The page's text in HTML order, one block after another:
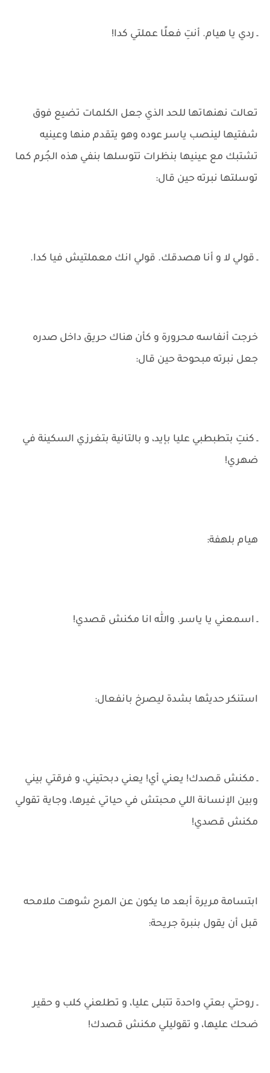
ـ ردي يا هيام. أنتِ فعلًا عملتي كدا!
تعالت نهنهاتها للحد الذي جعل الكلمات تضيع فوق
شفتيها لينصب ياسر عوده وهو يتقدم منها وعينيه
تشتبك مع عينيها بنظرات تتوسلها بنفي هذه الجُرم كما
توسلتها نبرته حين قال:
ـ قولي لا و أنا هصدقك. قولي انك معملتيش فيا كدا.
خرجت أنفاسه محرورة و كأن هناك حريق داخل صدره
جعل نبرته مبحوحة حين قال:
ـ كنتِ بتطبطبي عليا بإيد، و بالتانية بتغرزي السكينة في
ضهري!
هيام بلهفة:
ـ اسمعني يا ياسر. والله انا مكنش قصدي!
استنكر حديثها بشدة ليصرخ بانفعال:
ـ مكنش قصدك! يعني أي! يعني دبحتيني، و فرقتي بيني
وبين الإنسانة اللي محبتش في حياتي غيرها، وجاية تقولي
مكنش قصدي!
ابتسامة مريرة أبعد ما يكون عن المرح شوهت ملامحه
قبل أن يقول بنبرة جريحة:
ـ روحتي بعتي واحدة تتبلى عليا، و تطلعني كلب و حقير
ضحك عليها، و تقوليلي مكنش قصدك!